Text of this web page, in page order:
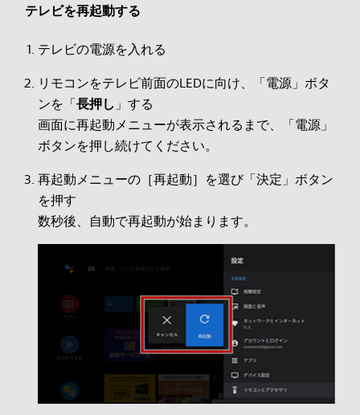
テレビを再起動する
テレビの電源を入れる
リモコンをテレビ前面のLEDに向け、「電源」ボタ
ンを「長押し 」する
画面に再起動メニューが表示されるまで、「電源」
ボタンを押し続けてください。
再起動メニューの［再起動］を選び「決定」ボタン
を押す
数秒後、自動で再起動が始まります。